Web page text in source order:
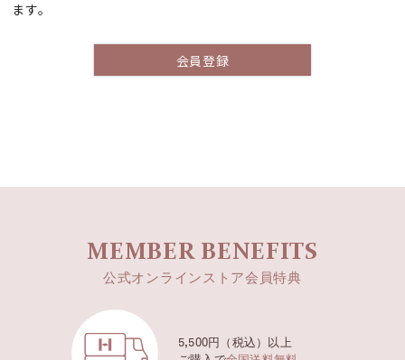
ます。
会員登録
MEMBER BENEFITS
公式オンラインストア会員特典
5,500円（税込）以上